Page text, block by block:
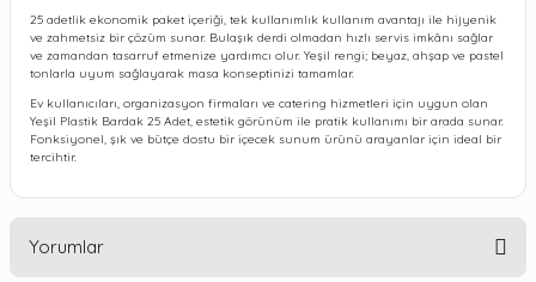
25 adetlik ekonomik paket içeriği, tek kullanımlık kullanım avantajı ile hijyenik
ve zahmetsiz bir çözüm sunar. Bulaşık derdi olmadan hızlı servis imkânı sağlar
ve zamandan tasarruf etmenize yardımcı olur. Yeşil rengi; beyaz, ahşap ve pastel
tonlarla uyum sağlayarak masa konseptinizi tamamlar.
Ev kullanıcıları, organizasyon firmaları ve catering hizmetleri için uygun olan
Yeşil Plastik Bardak 25 Adet, estetik görünüm ile pratik kullanımı bir arada sunar.
Fonksiyonel, şık ve bütçe dostu bir içecek sunum ürünü arayanlar için ideal bir
tercihtir.
Yorumlar